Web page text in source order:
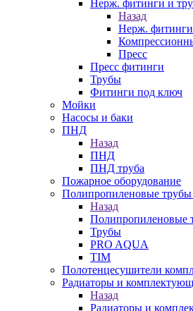
Нерж. фитинги и
Назад
Нерж. фитинги
Пресс
Пресс фитинги
Трубы
Фитинги под ключ
Мойки
Насосы и баки
ПНД
Назад
ПНД
ПНД труба
Пожарное оборудование
Полипропиленовые
Назад
Полипропиленовые
Трубы
PRO AQUA
TIM
Полотенцесушители
Радиаторы и
Назад
Радиаторы и